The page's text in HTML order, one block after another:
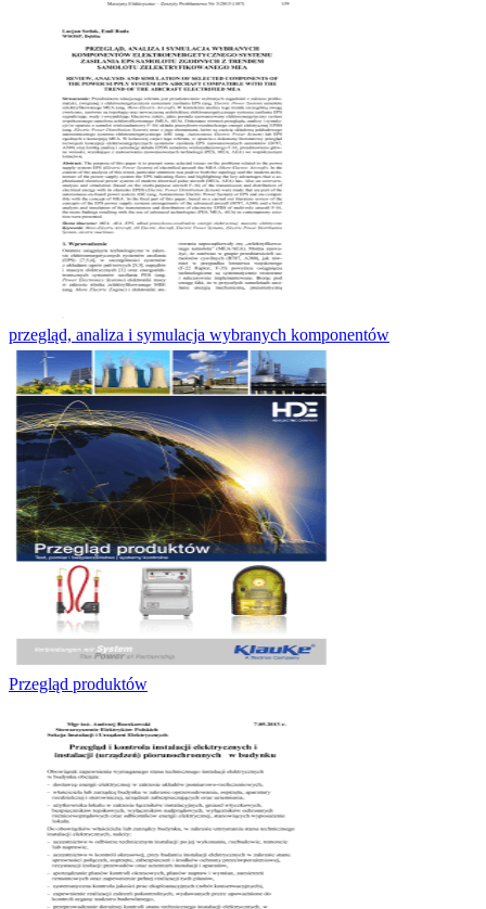
przegląd, analiza i symulacja wybranych komponentów
Przegląd produktów